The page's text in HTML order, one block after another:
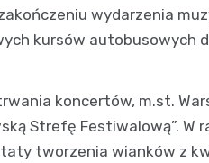
wydarzenia
kursów autobusowych
koncertów, m.st.
Strefę Festiwalową”.
tworzenia wianków z